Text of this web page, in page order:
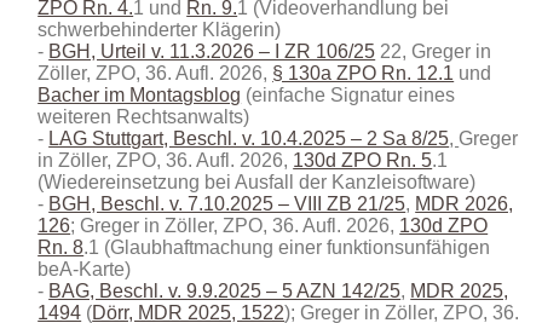
ZPO Rn. 4.1 und Rn. 9.1 (Videoverhandlung bei
schwerbehinderter Klägerin)
BGH, Urteil v. 11.3.2026 – I ZR 106/25 22, Greger in
Zöller, ZPO, 36. Aufl. 2026, § 130a ZPO Rn. 12.1 und
Bacher im Montagsblog (einfache Signatur eines
weiteren Rechtsanwalts)
LAG Stuttgart, Beschl. v. 10.4.2025 – 2 Sa 8/25, Greger
in Zöller, ZPO, 36. Aufl. 2026, 130d ZPO Rn. 5.1
(Wiedereinsetzung bei Ausfall der Kanzleisoftware)
BGH, Beschl. v. 7.10.2025 – VIII ZB 21/25, MDR 2026,
126; Greger in Zöller, ZPO, 36. Aufl. 2026, 130d ZPO
Rn. 8.1 (Glaubhaftmachung einer funktionsunfähigen
beA-Karte)
BAG, Beschl. v. 9.9.2025 – 5 AZN 142/25, MDR 2025,
1494 (Dörr, MDR 2025, 1522); Greger in Zöller, ZPO, 36.